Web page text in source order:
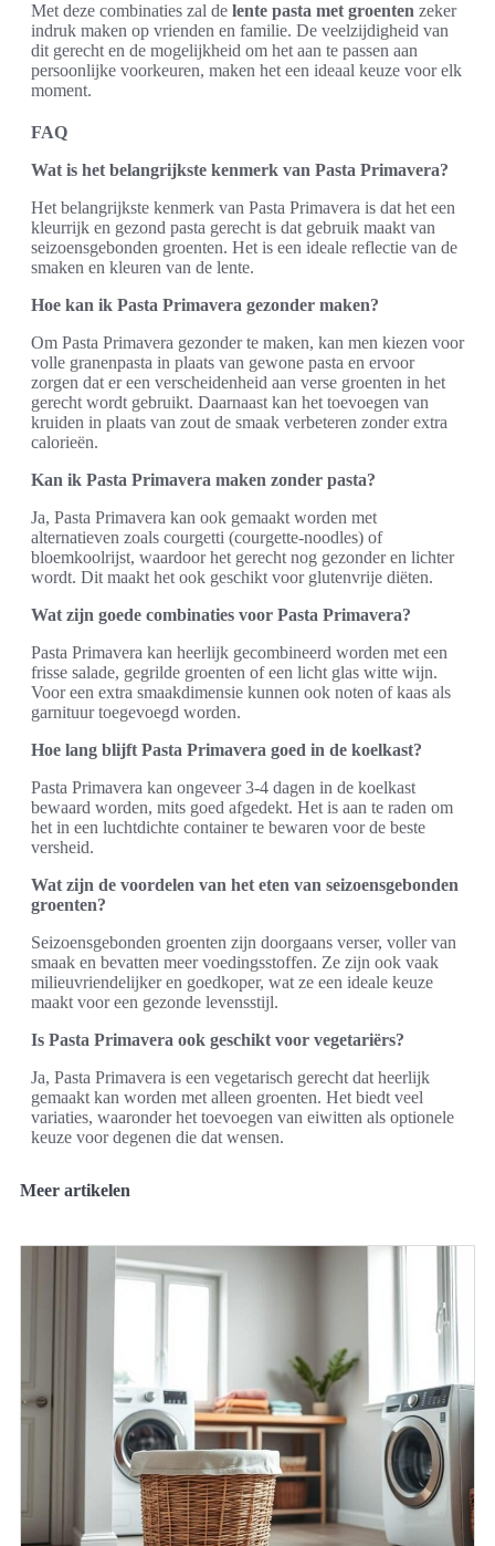
Met deze combinaties zal de lente pasta met groenten zeker
indruk maken op vrienden en familie. De veelzijdigheid van
dit gerecht en de mogelijkheid om het aan te passen aan
persoonlijke voorkeuren, maken het een ideaal keuze voor elk
moment.
FAQ
Wat is het belangrijkste kenmerk van Pasta Primavera?
Het belangrijkste kenmerk van Pasta Primavera is dat het een
kleurrijk en gezond pasta gerecht is dat gebruik maakt van
seizoensgebonden groenten. Het is een ideale reflectie van de
smaken en kleuren van de lente.
Hoe kan ik Pasta Primavera gezonder maken?
Om Pasta Primavera gezonder te maken, kan men kiezen voor
volle granenpasta in plaats van gewone pasta en ervoor
zorgen dat er een verscheidenheid aan verse groenten in het
gerecht wordt gebruikt. Daarnaast kan het toevoegen van
kruiden in plaats van zout de smaak verbeteren zonder extra
calorieën.
Kan ik Pasta Primavera maken zonder pasta?
Ja, Pasta Primavera kan ook gemaakt worden met
alternatieven zoals courgetti (courgette-noodles) of
bloemkoolrijst, waardoor het gerecht nog gezonder en lichter
wordt. Dit maakt het ook geschikt voor glutenvrije diëten.
Wat zijn goede combinaties voor Pasta Primavera?
Pasta Primavera kan heerlijk gecombineerd worden met een
frisse salade, gegrilde groenten of een licht glas witte wijn.
Voor een extra smaakdimensie kunnen ook noten of kaas als
garnituur toegevoegd worden.
Hoe lang blijft Pasta Primavera goed in de koelkast?
Pasta Primavera kan ongeveer 3-4 dagen in de koelkast
bewaard worden, mits goed afgedekt. Het is aan te raden om
het in een luchtdichte container te bewaren voor de beste
versheid.
Wat zijn de voordelen van het eten van seizoensgebonden
groenten?
Seizoensgebonden groenten zijn doorgaans verser, voller van
smaak en bevatten meer voedingsstoffen. Ze zijn ook vaak
milieuvriendelijker en goedkoper, wat ze een ideale keuze
maakt voor een gezonde levensstijl.
Is Pasta Primavera ook geschikt voor vegetariërs?
Ja, Pasta Primavera is een vegetarisch gerecht dat heerlijk
gemaakt kan worden met alleen groenten. Het biedt veel
variaties, waaronder het toevoegen van eiwitten als optionele
keuze voor degenen die dat wensen.
Meer artikelen